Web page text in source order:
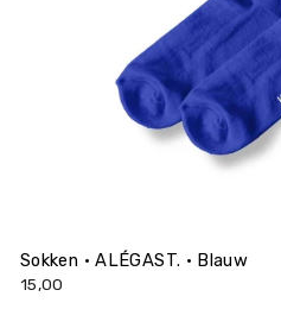
Sokken • ALÉGAST. • Blauw
15,00